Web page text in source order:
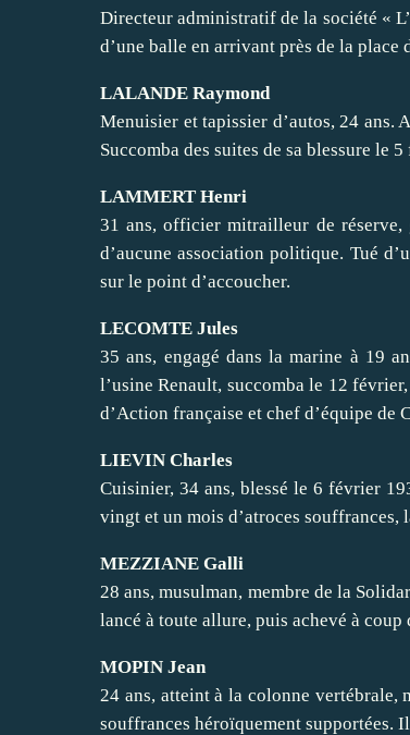
Directeur administratif de la société «
d’une balle en arrivant près de la place
LALANDE Raymond
Menuisier et tapissier d’autos, 24
Succomba des suites de sa blessure le
LAMMERT Henri
31 ans, officier mitrailleur de réserve,
d’aucune association politique. Tué
sur le point d’accoucher.
LECOMTE Jules
35 ans, engagé dans la marine à 19
l’usine Renault, succomba le 12
d’Action française et chef d’équipe de
LIEVIN Charles
Cuisinier, 34 ans, blessé le 6 février
vingt et un mois d’atroces souffrances,
MEZZIANE Galli
28 ans, musulman, membre de la
lancé à toute allure, puis achevé à
MOPIN Jean
24 ans, atteint à la colonne vertébrale,
souffrances héroïquement supportées.